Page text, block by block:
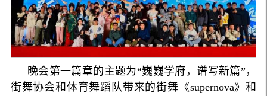
晚会第一篇章的主题为“巍巍学府，谱写新篇”，
街舞协会和体育舞蹈队带来的街舞《supernova》和